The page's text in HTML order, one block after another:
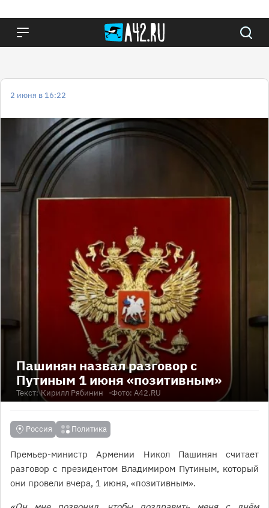
2 июня в 16:22
Пашинян назвал разговор с
Путиным 1 июня «позитивным»
Текст: Кирилл Рябинин Фото: А42.RU
Россия Политика
Премьер-министр Армении Никол Пашинян считает
разговор с президентом Владимиром Путиным, который
они провели вчера, 1 июня, «позитивным».